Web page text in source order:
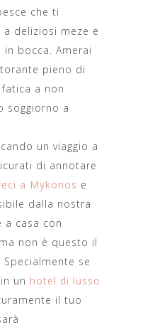
che ti
deliziosi meze e
bocca. Amerai
pieno di
a non
soggiorno a
un viaggio a
di annotare
a Mykonos e
dalla nostra
casa con
non è questo il
se
un hotel di lusso
il tuo